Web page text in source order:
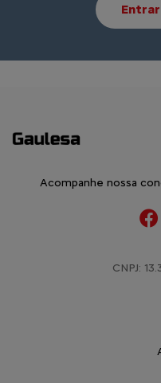
Acompanhe nossa
CNPJ: